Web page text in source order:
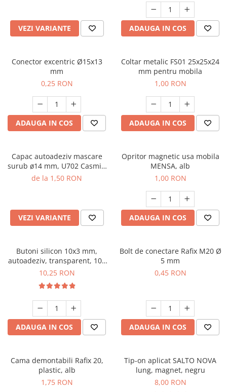
VEZI VARIANTE ADAUGA IN COS
Conector excentric Ø15x13
mm
0,25 RON
ADAUGA IN COS
Coltar metalic FS01 25x25x24
mm pentru mobila
1,00 RON
ADAUGA IN COS
Capac autoadeziv mascare
surub ø14 mm, U702 Casmir,
folie 25 buc
de la 1,50 RON
VEZI VARIANTE
Opritor magnetic usa mobila
MENSA, alb
1,00 RON
ADAUGA IN COS
Butoni silicon 10x3 mm,
autoadeziv, transparent, 100
buc/folie
10,25 RON
ADAUGA IN COS
Bolt de conectare Rafix M20 Ø
5 mm
0,45 RON
ADAUGA IN COS
Cama demontabili Rafix 20,
plastic, alb
1,75 RON
Tip-on aplicat SALTO NOVA
lung, magnet, negru
8,00 RON